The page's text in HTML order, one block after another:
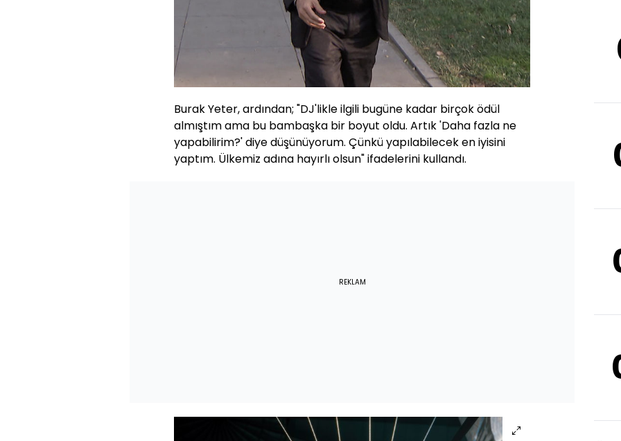
Burak Yeter, ardından; "DJ'likle ilgili bugüne kadar birçok ödül
almıştım ama bu bambaşka bir boyut oldu. Artık 'Daha fazla ne
yapabilirim?' diye düşünüyorum. Çünkü yapılabilecek en iyisini
yaptım. Ülkemiz adına hayırlı olsun" ifadelerini kullandı.
REKLAM